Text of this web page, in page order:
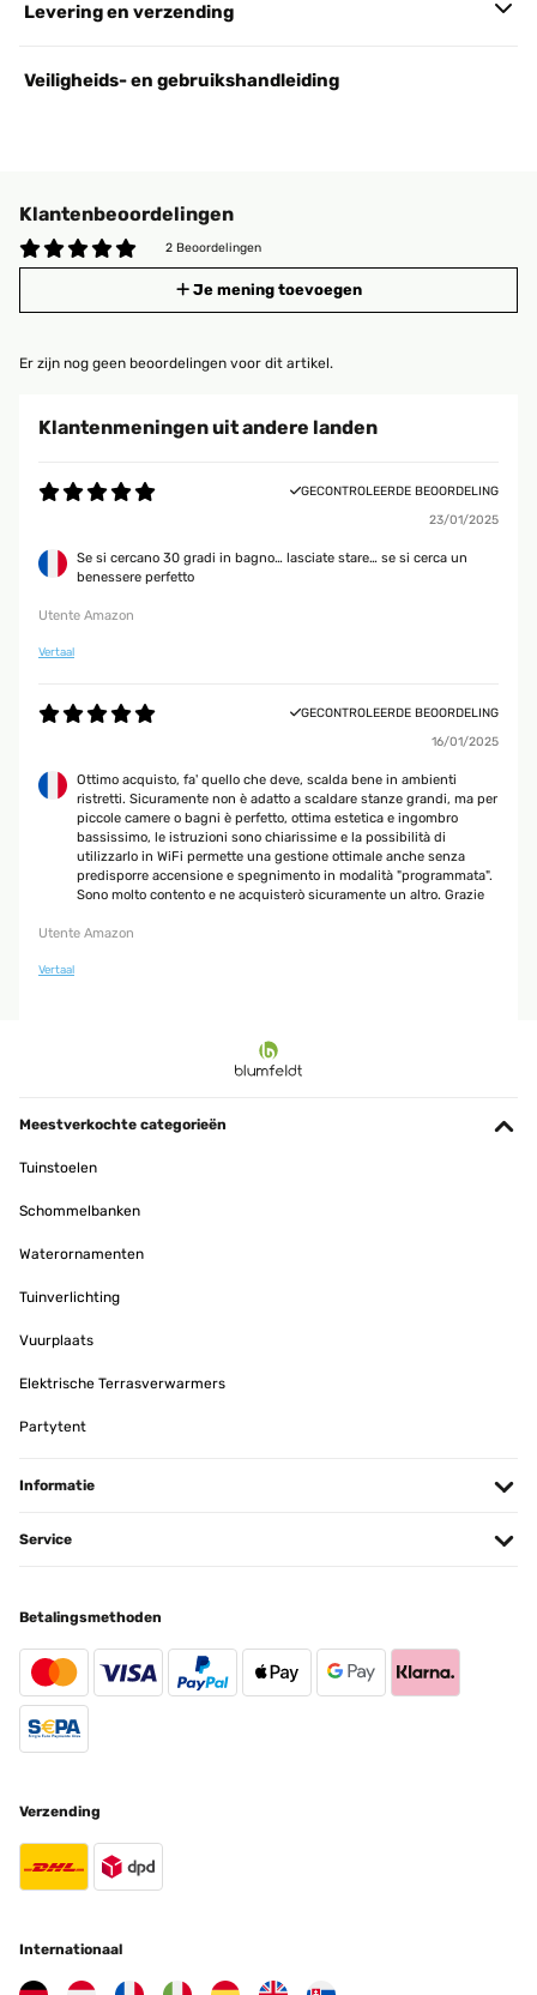
Levering en verzending
Veiligheids- en gebruikshandleiding
Klantenbeoordelingen
2 Beoordelingen
Je mening toevoegen
Er zijn nog geen beoordelingen voor dit artikel.
Klantenmeningen uit andere landen
GECONTROLEERDE BEOORDELING
23/01/2025
Se si cercano 30 gradi in bagno… lasciate stare… se si cerca un
benessere perfetto
Utente Amazon
Vertaal
GECONTROLEERDE BEOORDELING
16/01/2025
Ottimo acquisto, fa' quello che deve, scalda bene in ambienti
ristretti. Sicuramente non è adatto a scaldare stanze grandi, ma per
piccole camere o bagni è perfetto, ottima estetica e ingombro
bassissimo, le istruzioni sono chiarissime e la possibilità di
utilizzarlo in WiFi permette una gestione ottimale anche senza
predisporre accensione e spegnimento in modalità "programmata".
Sono molto contento e ne acquisterò sicuramente un altro. Grazie
Utente Amazon
Vertaal
Meestverkochte categorieën
Tuinstoelen
Schommelbanken
Waterornamenten
Tuinverlichting
Vuurplaats
Elektrische Terrasverwarmers
Partytent
Informatie
Service
Betalingsmethoden
Verzending
Internationaal